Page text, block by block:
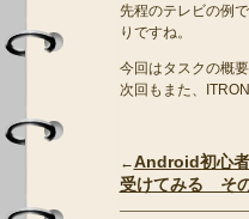
先程のテレビの例
りですね。
今回はタスクの概
次回もまた、
←Android初心
受けてみる そ